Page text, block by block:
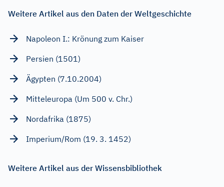
Weitere Artikel aus den Daten der Weltgeschichte
Napoleon I.: Krönung zum Kaiser
Persien (1501)
Ägypten (7.10.2004)
Mitteleuropa (Um 500 v. Chr.)
Nordafrika (1875)
Imperium/Rom (19. 3. 1452)
Weitere Artikel aus der Wissensbibliothek